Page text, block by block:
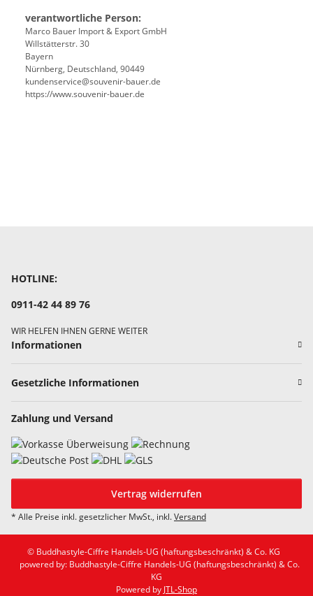
verantwortliche Person:
Marco Bauer Import & Export GmbH
Willstätterstr. 30
Bayern
Nürnberg, Deutschland, 90449
kundenservice@souvenir-bauer.de
https://www.souvenir-bauer.de
HOTLINE:
0911-42 44 89 76
WIR HELFEN IHNEN GERNE WEITER
Informationen
Gesetzliche Informationen
Zahlung und Versand
Vertrag widerrufen
* Alle Preise inkl. gesetzlicher MwSt., inkl.Versand
© Buddhastyle-Ciffre Handels-UG (haftungsbeschränkt) & Co. KG
powered by: Buddhastyle-Ciffre Handels-UG (haftungsbeschränkt) & Co.
KG
Powered by JTL-Shop